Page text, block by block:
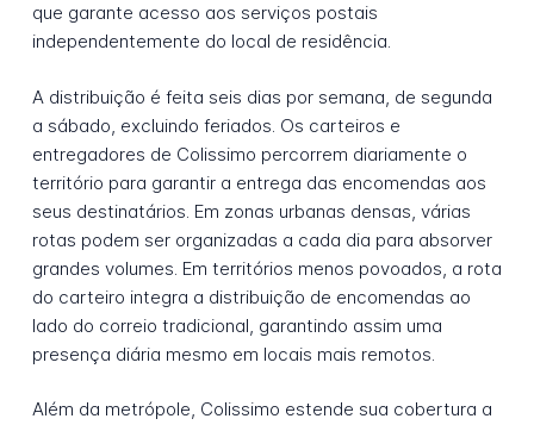
que garante acesso aos serviços postais
independentemente do local de residência.
A distribuição é feita seis dias por semana, de segunda
a sábado, excluindo feriados. Os carteiros e
entregadores de Colissimo percorrem diariamente o
território para garantir a entrega das encomendas aos
seus destinatários. Em zonas urbanas densas, várias
rotas podem ser organizadas a cada dia para absorver
grandes volumes. Em territórios menos povoados, a rota
do carteiro integra a distribuição de encomendas ao
lado do correio tradicional, garantindo assim uma
presença diária mesmo em locais mais remotos.
Além da metrópole, Colissimo estende sua cobertura a